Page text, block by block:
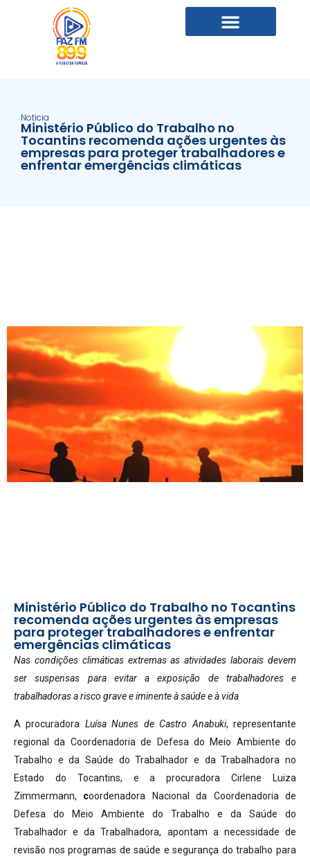
Noticia
Ministério Público do Trabalho no
Tocantins recomenda ações urgentes às
empresas para proteger trabalhadores e
enfrentar emergências climáticas
Ministério Público do Trabalho no Tocantins
recomenda ações urgentes às empresas
para proteger trabalhadores e enfrentar
emergências climáticas
Nas condições climáticas extremas as atividades laborais devem
ser suspensas para evitar a exposição de trabalhadores e
trabalhadoras a risco grave e iminente à saúde e à vida
A procuradora Luísa Nunes de Castro Anabuki, representante
regional da Coordenadoria de Defesa do Meio Ambiente do
Trabalho e da Saúde do Trabalhador e da Trabalhadora no
Estado do Tocantins, e a procuradora Cirlene Luiza
Zimmermann, coordenadora Nacional da Coordenadoria de
Defesa do Meio Ambiente do Trabalho e da Saúde do
Trabalhador e da Trabalhadora, apontam a necessidade de
revisão nos programas de saúde e segurança do trabalho para